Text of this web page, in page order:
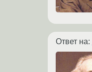
Ответ на: